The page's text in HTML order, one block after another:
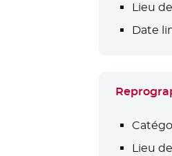
Lieu
Date
Lieu